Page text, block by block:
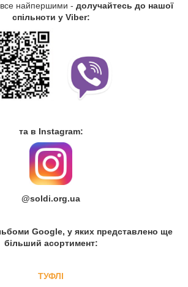
все найпершими - долучайтесь до нашої
спільноти у Viber:
та в Instagram:
@soldi.org.ua
Google, у яких представлено ще
більший асортимент:
ТУФЛІ